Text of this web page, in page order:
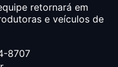
retornará em
e veículos de
8707